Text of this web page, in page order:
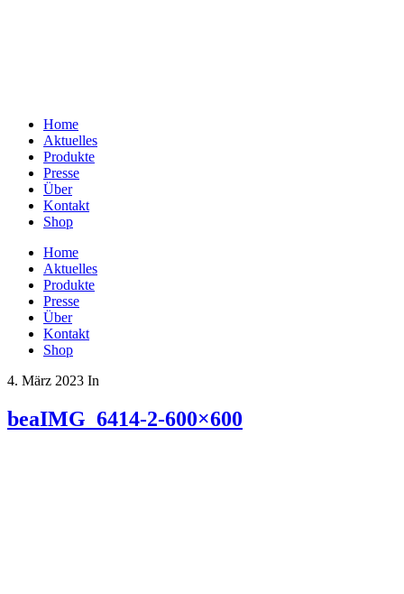
Home
Aktuelles
Produkte
Presse
Über
Kontakt
Shop
Home
Aktuelles
Produkte
Presse
Über
Kontakt
Shop
4. März 2023 In
beaIMG_6414-2-600×600